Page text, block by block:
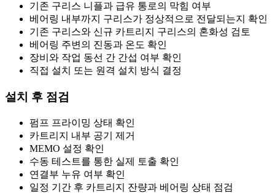
기존 구리스 니플과 급유 통로의 막힘 여부
베어링 내부까지 구리스가 정상적으로 전달되는지 확인
기존 구리스와 신규 카트리지 구리스의 혼화성 검토
베어링 주변의 진동과 온도 확인
장비와 작업 동선 간 간섭 여부 확인
직접 설치 또는 원격 설치 방식 결정
설치 후 점검
펌프 프라이밍 상태 확인
카트리지 내부 공기 제거
MEMO 설정 확인
수동 테스트를 통한 실제 토출 확인
연결부 누유 여부 확인
일정 기간 후 카트리지 잔량과 베어링 상태 점검